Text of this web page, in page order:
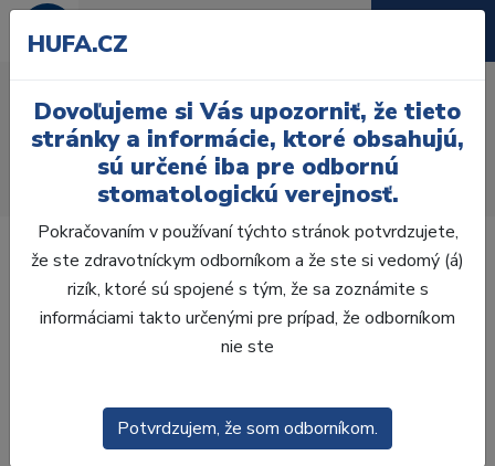
D44, C1
Zuby
AcryRock
AcryRock 1x28 S63-I63-D44, C1
HUFA.CZ
Dovoľujeme si Vás upozorniť, že tieto
stránky a informácie, ktoré obsahujú,
sú určené iba pre odbornú
stomatologickú verejnosť.
Pokračovaním v používaní týchto stránok potvrdzujete,
že ste zdravotníckym odborníkom a že ste si vedomý (á)
rizík, ktoré sú spojené s tým, že sa zoznámite s
informáciami takto určenými pre prípad, že odborníkom
nie ste
Potvrdzujem, že som odborníkom.